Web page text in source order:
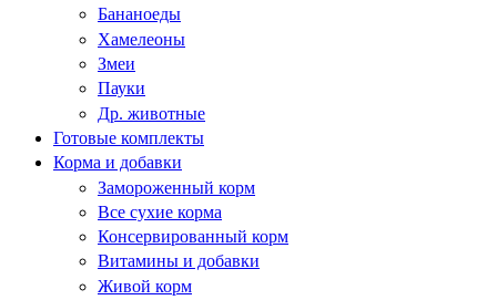
Бананоеды
Хамелеоны
Змеи
Пауки
Др. животные
Готовые комплекты
Корма и добавки
Замороженный корм
Все сухие корма
Консервированный корм
Витамины и добавки
Живой корм